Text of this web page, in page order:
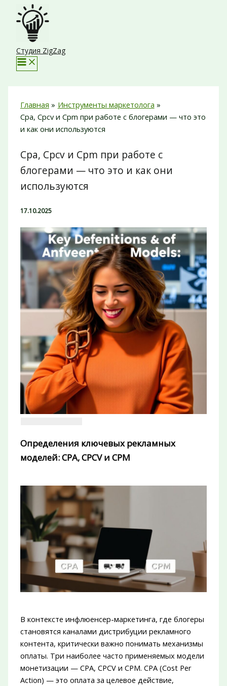
Перейти
содержимому
Студия ZigZag
Главная
Инструменты маркетолога
Cpa, Cpcv и Cpm при работе с блогерами — что это
и как они используются
Cpa, Cpcv и Cpm при работе с
блогерами — что это и как они
используются
17.10.2025
Определения ключевых рекламных
моделей: CPA, CPCV и CPM
В контексте инфлюенсер-маркетинга, где блогеры
становятся каналами дистрибуции рекламного
контента, критически важно понимать механизмы
оплаты. Три наиболее часто применяемых модели
монетизации — CPA, CPCV и CPM. CPA (Cost Per
Action) — это оплата за целевое действие,